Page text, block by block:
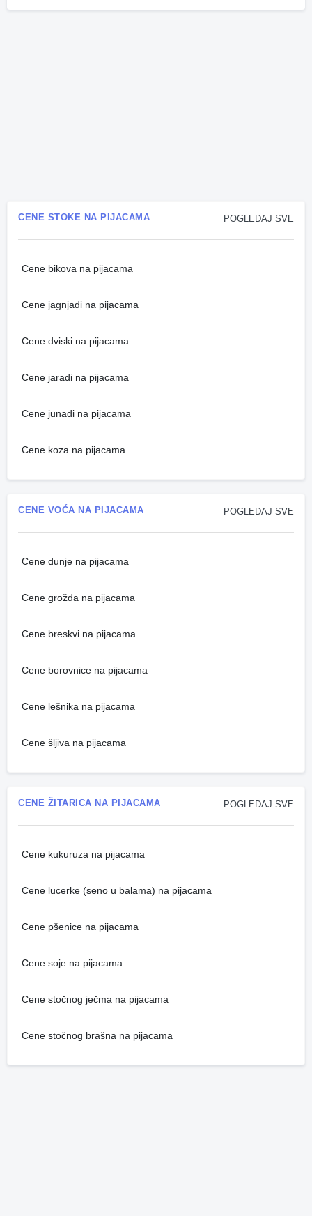
POGLEDAJ SVE
CENE STOKE NA PIJACAMA
Cene bikova na pijacama
Cene jagnjadi na pijacama
Cene dviski na pijacama
Cene jaradi na pijacama
Cene junadi na pijacama
Cene koza na pijacama
POGLEDAJ SVE
CENE VOĆA NA PIJACAMA
Cene dunje na pijacama
Cene grožđa na pijacama
Cene breskvi na pijacama
Cene borovnice na pijacama
Cene lešnika na pijacama
Cene šljiva na pijacama
POGLEDAJ SVE
CENE ŽITARICA NA PIJACAMA
Cene kukuruza na pijacama
Cene lucerke (seno u balama) na pijacama
Cene pšenice na pijacama
Cene soje na pijacama
Cene stočnog ječma na pijacama
Cene stočnog brašna na pijacama